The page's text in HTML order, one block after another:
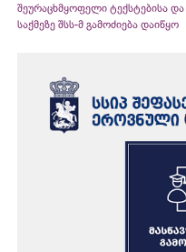
შეურაცხმყოფელი ტექსტებისა
საქმეზე შსს-მ გამოძიება დაიწყო